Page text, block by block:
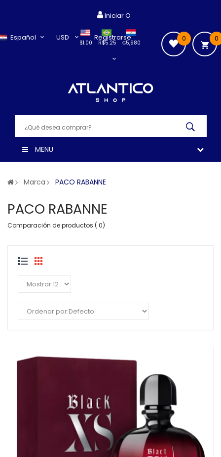
Español USD
$1.00 ₲5,980
R$5.25
Iniciar O
Registrarse 0
0
MENU
Marca PACO RABANNE
PACO RABANNE
Comparación de productos ( 0)